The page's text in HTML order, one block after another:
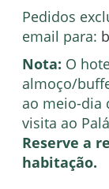
Pedidos
email para:
Nota: O
almoço/
ao meio-dia
visita ao
Reserve a
habitação.